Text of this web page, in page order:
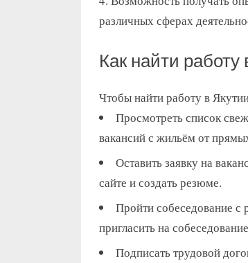
различных сферах
Как найти
Чтобы найти работу в
Просмотреть список
вакансий с жильём от
Оставить заявку на
сайте и создать резюме.
Пройти собеседование с
пригласить на
Подписать трудовой